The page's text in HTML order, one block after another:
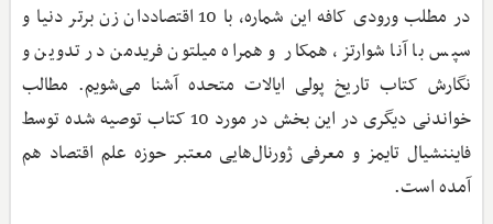
در مطلب ورودی کافه این شماره، با 10 اقتصاددان زن برتر دنیا و
سپس با آنا شوارتز، همکار و همراه میلتون فریدمن در تدوین و
نگارش کتاب تاریخ پولی ایالات متحده آشنا می‌شویم. مطالب
خواندنی دیگری در این بخش در مورد 10 کتاب توصیه شده توسط
فایننشیال تایمز و معرفی ژورنال‌هایی معتبر حوزه علم اقتصاد هم
آمده است.